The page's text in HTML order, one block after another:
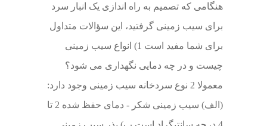
هنگامی که تصمیم به راه اندازی یک انبار سرد
برای سیب زمینی گرفتید، این سؤالات متداول
برای شما مفید است 1) انواع سیب زمینی
چیست و در چه دمایی نگهداری می شود؟
معمولا 2 نوع سردخانه سیب زمینی وجود دارد:
(الف) سیب زمینی شکر - دمای حفظ شده 2 تا